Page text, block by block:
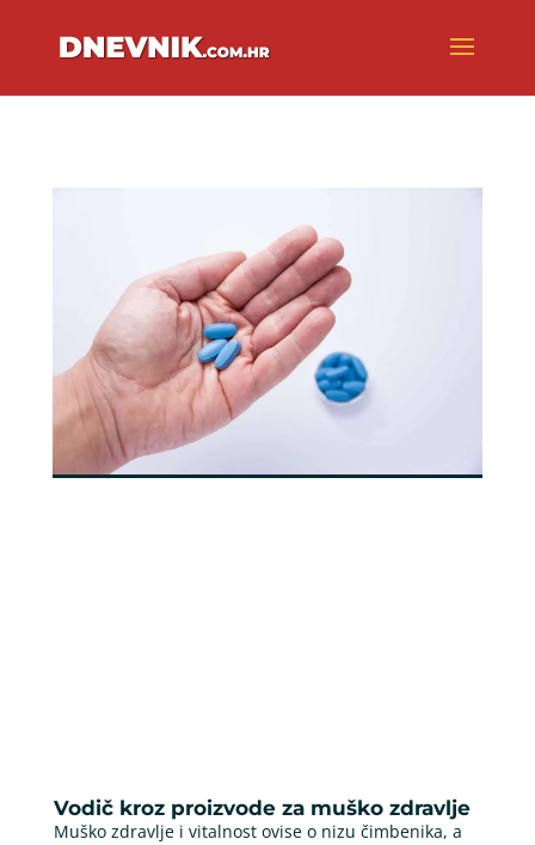
Vodič kroz proizvode za muško zdravlje
Muško zdravlje i vitalnost ovise o nizu čimbenika, a